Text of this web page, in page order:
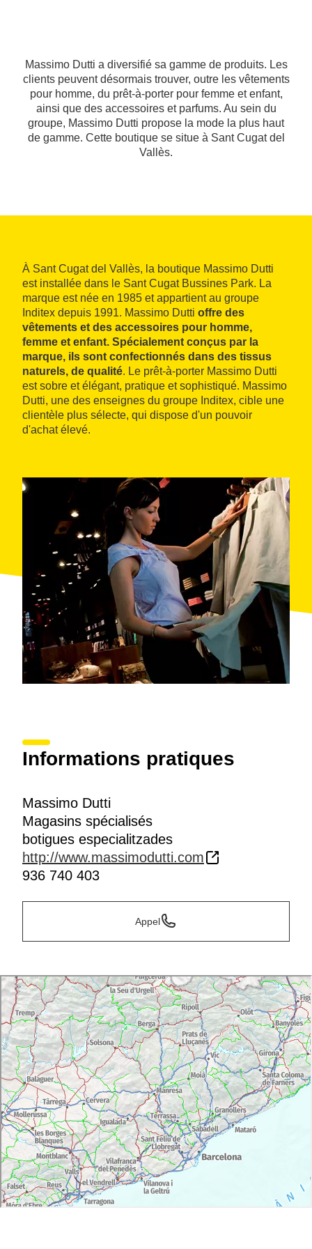
Massimo Dutti a diversifié sa gamme de produits. Les
clients peuvent désormais trouver, outre les vêtements
pour homme, du prêt-à-porter pour femme et enfant,
ainsi que des accessoires et parfums. Au sein du
groupe, Massimo Dutti propose la mode la plus haut
de gamme. Cette boutique se situe à Sant Cugat del
Vallès.
À Sant Cugat del Vallès, la boutique Massimo Dutti
est installée dans le Sant Cugat Bussines Park. La
marque est née en 1985 et appartient au groupe
Inditex depuis 1991. Massimo Dutti offre des
vêtements et des accessoires pour homme,
femme et enfant. Spécialement conçus par la
marque, ils sont confectionnés dans des tissus
naturels, de qualité. Le prêt-à-porter Massimo Dutti
est sobre et élégant, pratique et sophistiqué. Massimo
Dutti, une des enseignes du groupe Inditex, cible une
clientèle plus sélecte, qui dispose d'un pouvoir
d'achat élevé.
Informations pratiques
Massimo Dutti
Magasins spécialisés
botigues especialitzades
http://www.massimodutti.com
936 740 403
Appel